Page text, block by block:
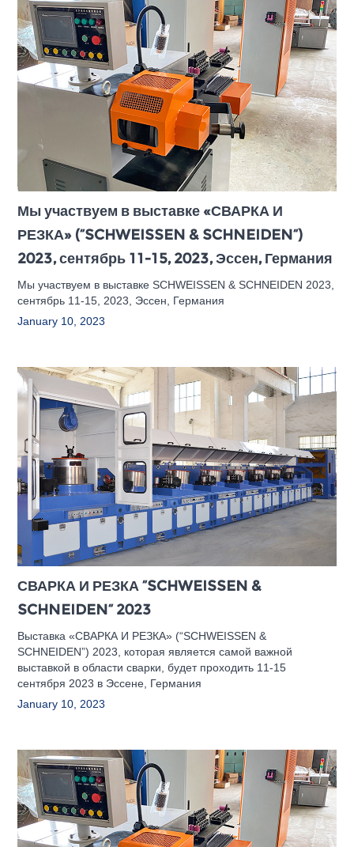
Мы участвуем в выставке «СВАРКА И
РЕЗКА» (“SCHWEISSEN & SCHNEIDEN“)
2023, сентябрь 11-15, 2023, Эссен, Германия
Мы участвуем в выставке SCHWEISSEN & SCHNEIDEN 2023,
сентябрь 11-15, 2023, Эссен, Германия
January 10, 2023
СВАРКА И РЕЗКА “SCHWEISSEN &
SCHNEIDEN” 2023
Выставка «СВАРКА И РЕЗКА» (“SCHWEISSEN &
SCHNEIDEN”) 2023, которая является самой важной
выставкой в области сварки, будет проходить 11-15
сентября 2023 в Эссене, Германия
January 10, 2023